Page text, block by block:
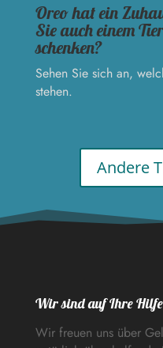
Oreo hat ein
Sie auch einem
schenken?
Sehen Sie sich an,
stehen.
Andere
Wir sind auf Ihre Hilfe
Wir freuen uns über